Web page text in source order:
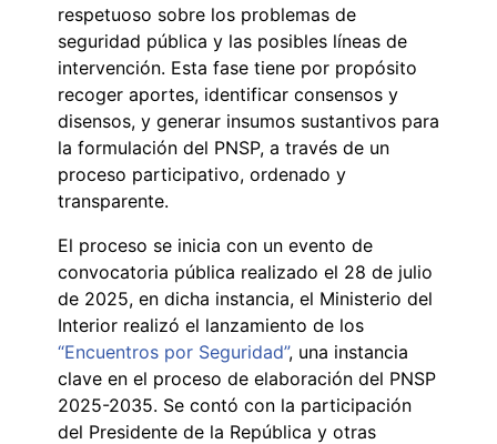
respetuoso sobre los problemas de
seguridad pública y las posibles líneas de
intervención. Esta fase tiene por propósito
recoger aportes, identificar consensos y
disensos, y generar insumos sustantivos para
la formulación del PNSP, a través de un
proceso participativo, ordenado y
transparente.
El proceso se inicia con un evento de
convocatoria pública realizado el 28 de julio
de 2025, en dicha instancia, el Ministerio del
Interior realizó el lanzamiento de los
“Encuentros por Seguridad”, una instancia
clave en el proceso de elaboración del PNSP
2025-2035. Se contó con la participación
del Presidente de la República y otras